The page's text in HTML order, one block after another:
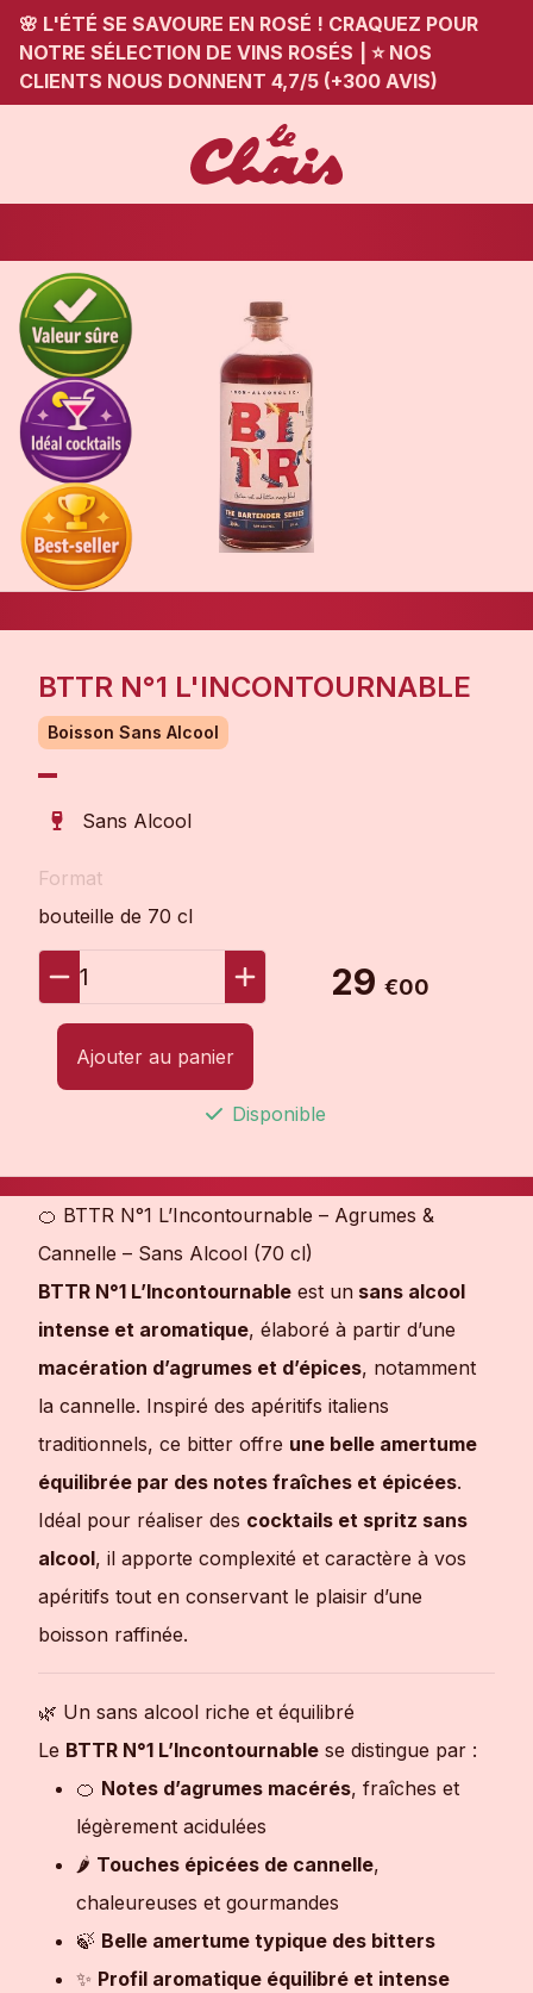
🌸 L'ÉTÉ SE SAVOURE EN ROSÉ ! CRAQUEZ POUR
NOTRE SÉLECTION DE VINS ROSÉS
⭐ NOS
CLIENTS NOUS DONNENT 4,7/5 (+300 AVIS)
BTTR N°1 L'INCONTOURNABLE
Boisson Sans Alcool
Sans Alcool
Format
bouteille de 70 cl
1 29€00
Ajouter au panier
Disponible
🍊 BTTR N°1 L’Incontournable – Agrumes &
Cannelle – Sans Alcool (70 cl)
BTTR N°1 L’Incontournable est un sans alcool
intense et aromatique, élaboré à partir d’une
macération d’agrumes et d’épices, notamment
la cannelle. Inspiré des apéritifs italiens
traditionnels, ce bitter offre une belle amertume
équilibrée par des notes fraîches et épicées.
Idéal pour réaliser des cocktails et spritz sans
alcool, il apporte complexité et caractère à vos
apéritifs tout en conservant le plaisir d’une
boisson raffinée.
🌿 Un sans alcool riche et équilibré
Le BTTR N°1 L’Incontournable se distingue par :
🍊 Notes d’agrumes macérés, fraîches et
légèrement acidulées
🌶 Touches épicées de cannelle,
chaleureuses et gourmandes
🍃 Belle amertume typique des bitters
✨ Profil aromatique équilibré et intense